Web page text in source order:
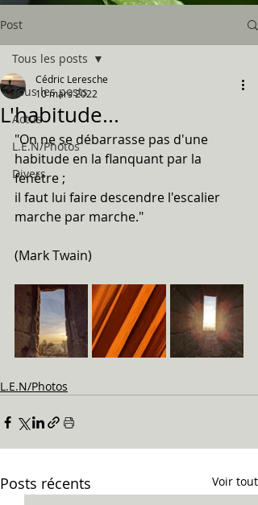
Post
Tous les posts
Actus
L.E.N/Photos
Divers
Tous les posts
L'habitude...
Cédric Leresche
10 mars 2022
"On ne se débarrasse pas d'une
habitude en la flanquant par la
fenêtre ;
il faut lui faire descendre l'escalier
marche par marche."
(Mark Twain)
L.E.N/Photos
Posts récents Voir tout